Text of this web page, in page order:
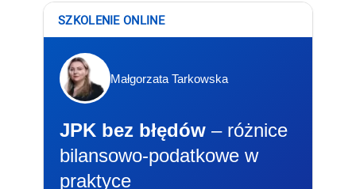
SZKOLENIE ONLINE
Małgorzata Tarkowska
JPK bez błędów – różnice
bilansowo-podatkowe w
praktyce